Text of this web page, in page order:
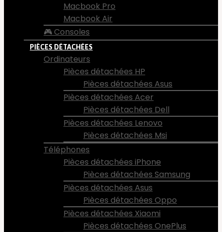
Macbook Pro
Macbook Air
🎮 Consoles
PIÈCES DÉTACHÉES
Ordinateurs
Pièces détachées HP
Pièces détachées Asus
Pièces détachées Acer
Pièces détachées Dell
Pièces détachées Lenovo
Pièces détachées Msi
Téléphones
Pièces détachées iPhone
Pièces détachées Samsung
Pièces détachées Asus
Pièces détachées Oppo
Pièces détachées Xiaomi
Pièces détachées OnePlus